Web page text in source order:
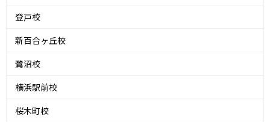
登戸校
新百合ヶ丘校
鷺沼校
横浜駅前校
桜木町校